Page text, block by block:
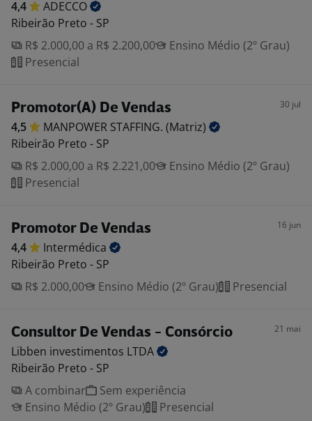
4,4
ADECCO
Ribeirão Preto - SP
R$ 2.000,00 a R$ 2.200,00
Ensino Médio (2º Grau)
Presencial
Promotor(A) De Vendas 30 jul
4,5 MANPOWER STAFFING. (Matriz)
Ribeirão Preto - SP
R$ 2.000,00 a R$ 2.221,00
Ensino Médio (2º Grau)
Presencial
Promotor De Vendas 16 jun
4,4
Intermédica
Ribeirão Preto - SP
R$ 2.000,00
Ensino Médio (2º Grau) Presencial
Consultor De Vendas - Consórcio 21 mai
Libben investimentos LTDA
Ribeirão Preto - SP
A combinar
Sem experiência
Ensino Médio (2º Grau)
Presencial